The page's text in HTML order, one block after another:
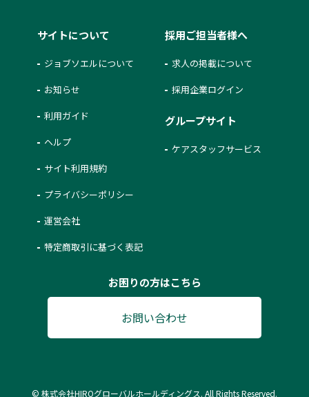
サイトについて
ジョブソエルについて
お知らせ
利用ガイド
ヘルプ
サイト利用規約
プライバシーポリシー
運営会社
特定商取引に基づく表記
採用ご担当者様へ
求人の掲載について
採用企業ログイン
グループサイト
ケアスタッフサービス
お困りの方はこちら
お問い合わせ
© 株式会社HIROグローバルホールディングス. All Rights Reserved.